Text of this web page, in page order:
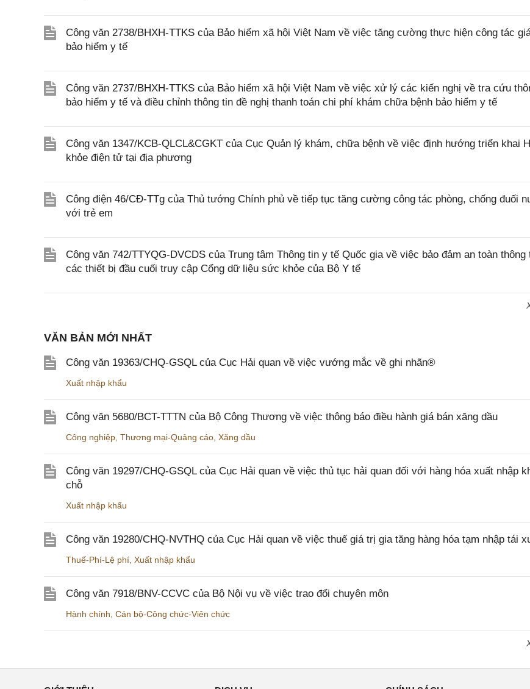
Công văn 2738/BHXH-TTKS của Bảo hiểm xã hội Việt Nam về việc tăng cường thực hiện công tác
bảo hiểm y tế
Công văn 2737/BHXH-TTKS của Bảo hiểm xã hội Việt Nam về việc xử lý các kiến nghị về tra cứu
bảo hiểm y tế và điều chỉnh thông tin đề nghị thanh toán chi phí khám chữa bệnh bảo hiểm y tế
Công văn 1347/KCB-QLCL&CGKT của Cục Quản lý khám, chữa bệnh về việc định hướng triển khai
khỏe điện tử tại địa phương
Công điện 46/CĐ-TTg của Thủ tướng Chính phủ về tiếp tục tăng cường công tác phòng, chống đuối
với trẻ em
Công văn 742/TTYQG-DVCDS của Trung tâm Thông tin y tế Quốc gia về việc bảo đảm an toàn
các thiết bị đầu cuối truy cập Cổng dữ liệu sức khỏe của Bộ Y tế
VĂN BẢN MỚI NHẤT
Công văn 19363/CHQ-GSQL của Cục Hải quan về việc vướng mắc về ghi nhãn®
Xuất nhập khẩu
Công văn 5680/BCT-TTTN của Bộ Công Thương về việc thông báo điều hành giá bán xăng dầu
Công nghiệp Thương mại-Quảng cáo Xăng dầu
Công văn 19297/CHQ-GSQL của Cục Hải quan về việc thủ tục hải quan đối với hàng hóa xuất nhập
chỗ
Xuất nhập khẩu
Công văn 19280/CHQ-NVTHQ của Cục Hải quan về việc thuế giá trị gia tăng hàng hóa tạm nhập tái
Thuế-Phí-Lệ phí Xuất nhập khẩu
Công văn 7918/BNV-CCVC của Bộ Nội vụ về việc trao đổi chuyên môn
Hành chính Cán bộ-Công chức-Viên chức